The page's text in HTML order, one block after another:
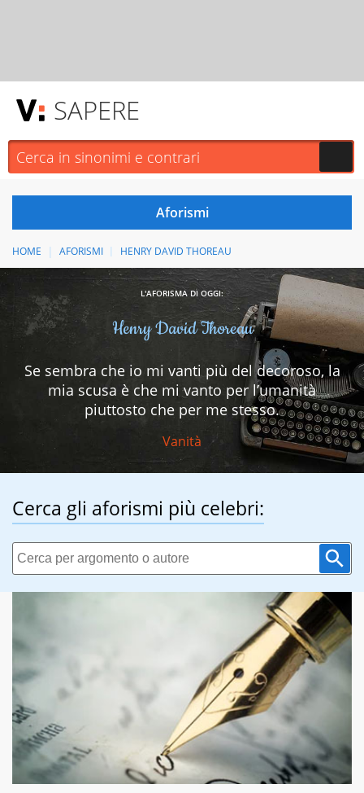
SAPERE
HOME AFORISMI HENRY DAVID THOREAU
L'AFORISMA DI OGGI:
Henry David Thoreau
Se sembra che io mi vanti più del decoroso, la
mia scusa è che mi vanto per l’umanità
piuttosto che per me stesso.
Vanità
Cerca gli aforismi più celebri: